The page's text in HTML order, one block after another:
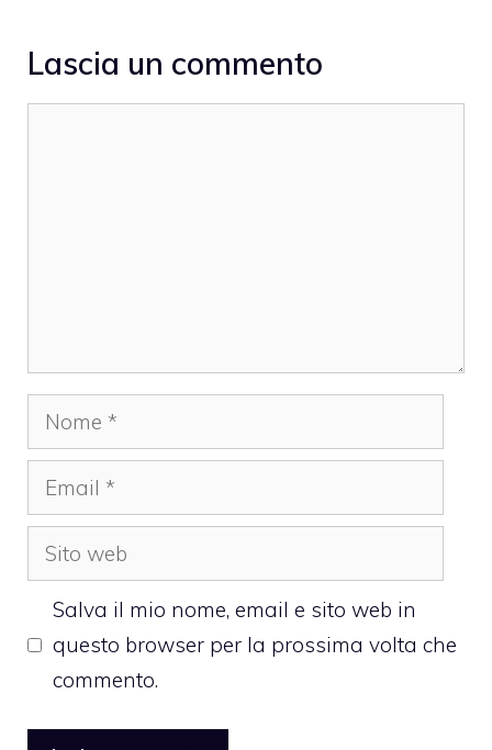
Lascia un commento
Nome
Email
Sito
web
Salva il mio nome, email e sito web in
questo browser per la prossima volta che
commento.